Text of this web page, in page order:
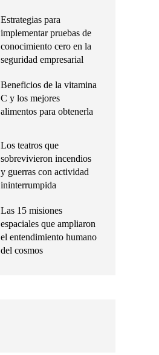
Estrategias para
implementar pruebas de
conocimiento cero en la
seguridad empresarial
Beneficios de la vitamina
C y los mejores
alimentos para obtenerla
Los teatros que
sobrevivieron incendios
y guerras con actividad
ininterrumpida
Las 15 misiones
espaciales que ampliaron
el entendimiento humano
del cosmos